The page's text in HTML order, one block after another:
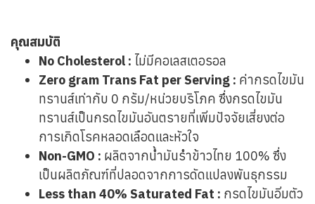
คุณสมบัติ
No Cholesterol : ไม่มีคอเลสเตอรอล
Zero gram Trans Fat per Serving : ค่ากรดไขมัน
ทรานส์เท่ากับ 0 กรัม/หน่วยบริโภค ซึ่งกรดไขมัน
ทรานส์เป็นกรดไขมันอันตรายที่เพิ่มปัจจัยเสี่ยงต่อ
การเกิดโรคหลอดเลือดและหัวใจ
Non-GMO : ผลิตจากน้ำมันรำข้าวไทย 100% ซึ่ง
เป็นผลิตภัณฑ์ที่ปลอดจากการดัดแปลงพันธุกรรม
Less than 40% Saturated Fat : กรดไขมันอิ่มตัว